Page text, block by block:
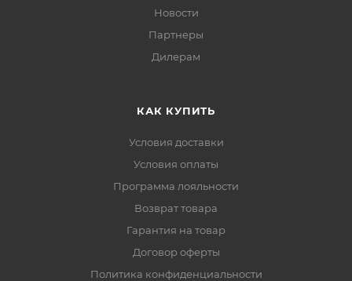
Новости
Партнеры
Дилерам
КАК КУПИТЬ
Условия доставки
Условия оплаты
Программа лояльности
Возврат товара
Гарантия на товар
Договор оферты
Политика конфиденциальности